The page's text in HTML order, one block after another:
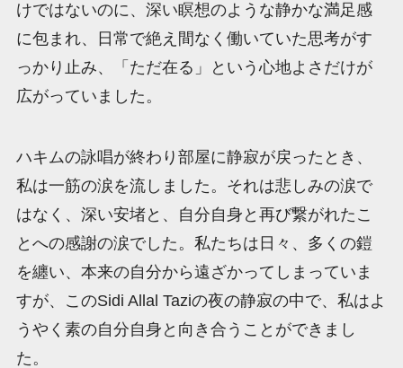
けではないのに、深い瞑想のような静かな満足感
に包まれ、日常で絶え間なく働いていた思考がす
っかり止み、「ただ在る」という心地よさだけが
広がっていました。
ハキムの詠唱が終わり部屋に静寂が戻ったとき、
私は一筋の涙を流しました。それは悲しみの涙で
はなく、深い安堵と、自分自身と再び繋がれたこ
とへの感謝の涙でした。私たちは日々、多くの鎧
を纏い、本来の自分から遠ざかってしまっていま
すが、このSidi Allal Taziの夜の静寂の中で、私はよ
うやく素の自分自身と向き合うことができまし
た。